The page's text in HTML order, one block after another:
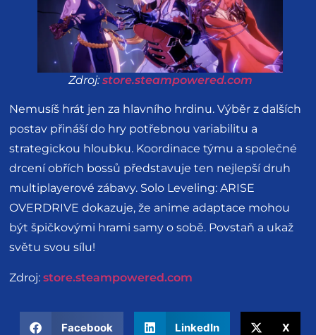
Zdroj:store.steampowered.com
Nemusíš hrát jen za hlavního hrdinu. Výběr z dalších
postav přináší do hry potřebnou variabilitu a
strategickou hloubku. Koordinace týmu a společné
drcení obřích bossů představuje ten nejlepší druh
multiplayerové zábavy. Solo Leveling: ARISE
OVERDRIVE dokazuje, že anime adaptace mohou
být špičkovými hrami samy o sobě. Povstaň a ukaž
světu svou sílu!
Zdroj: store.steampowered.com
Facebook LinkedIn X